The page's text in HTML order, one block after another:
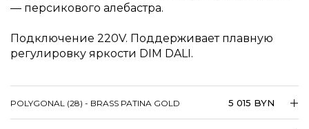
— персикового алебастра.
Подключение 220V. Поддерживает плавную
регулировку яркости DIM DALI.
POLYGONAL (28) - BRASS PATINA GOLD 5 015 BYN